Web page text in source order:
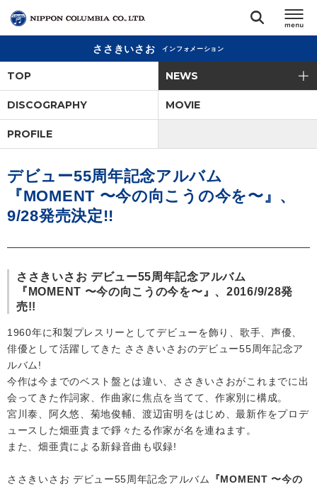
閉じる
アーティスト
ジャンル
ランキング
直営ショップ
会社情報
サイトマップ
お問い合わせ
閉じる
ささきいさお インフォメーション
TOP NEWS
DISCOGRAPHY MOVIE
PROFILE
デビュー55周年記念アルバム
『MOMENT 〜今の向こうの今を〜』、
9/28発売決定!!
ささきいさお デビュー55周年記念アルバム
『MOMENT 〜今の向こうの今を〜』、2016/9/28発
売!!
1960年に和製プレスリーとしてデビューを飾り、歌手、声優、
俳優として活躍してきた ささきいさおのデビュー55周年記念ア
ルバム!
今作は今までのベスト盤とは違い、ささきいさおがこれまでに出
会ってきた作詞家、作曲家に焦点を当てて、作家別に構成。
宮川泰、阿久悠、菊地俊輔、渡辺宙明をはじめ、最新作をプロデ
ュースした畑亜貴まで錚々たる作家が名を連ねます。
また、畑亜貴による新録音曲も収録!
ささきいさお デビュー55周年記念アルバム
『MOMENT 〜今の